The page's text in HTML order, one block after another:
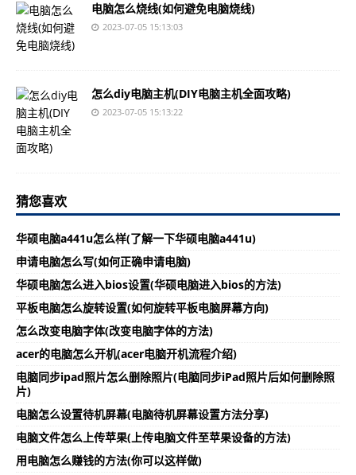
电脑怎么烧线(如何避免电脑烧线)
2023-07-05 15:13:03
怎么diy电脑主机(DIY电脑主机全面攻略)
2023-07-05 15:13:22
猜您喜欢
华硕电脑a441u怎么样(了解一下华硕电脑a441u)
申请电脑怎么写(如何正确申请电脑)
华硕电脑怎么进入bios设置(华硕电脑进入bios的方法)
平板电脑怎么旋转设置(如何旋转平板电脑屏幕方向)
怎么改变电脑字体(改变电脑字体的方法)
acer的电脑怎么开机(acer电脑开机流程介绍)
电脑同步ipad照片怎么删除照片(电脑同步iPad照片后如何删除照
片)
电脑怎么设置待机屏幕(电脑待机屏幕设置方法分享)
电脑文件怎么上传苹果(上传电脑文件至苹果设备的方法)
用电脑怎么赚钱的方法(你可以这样做)